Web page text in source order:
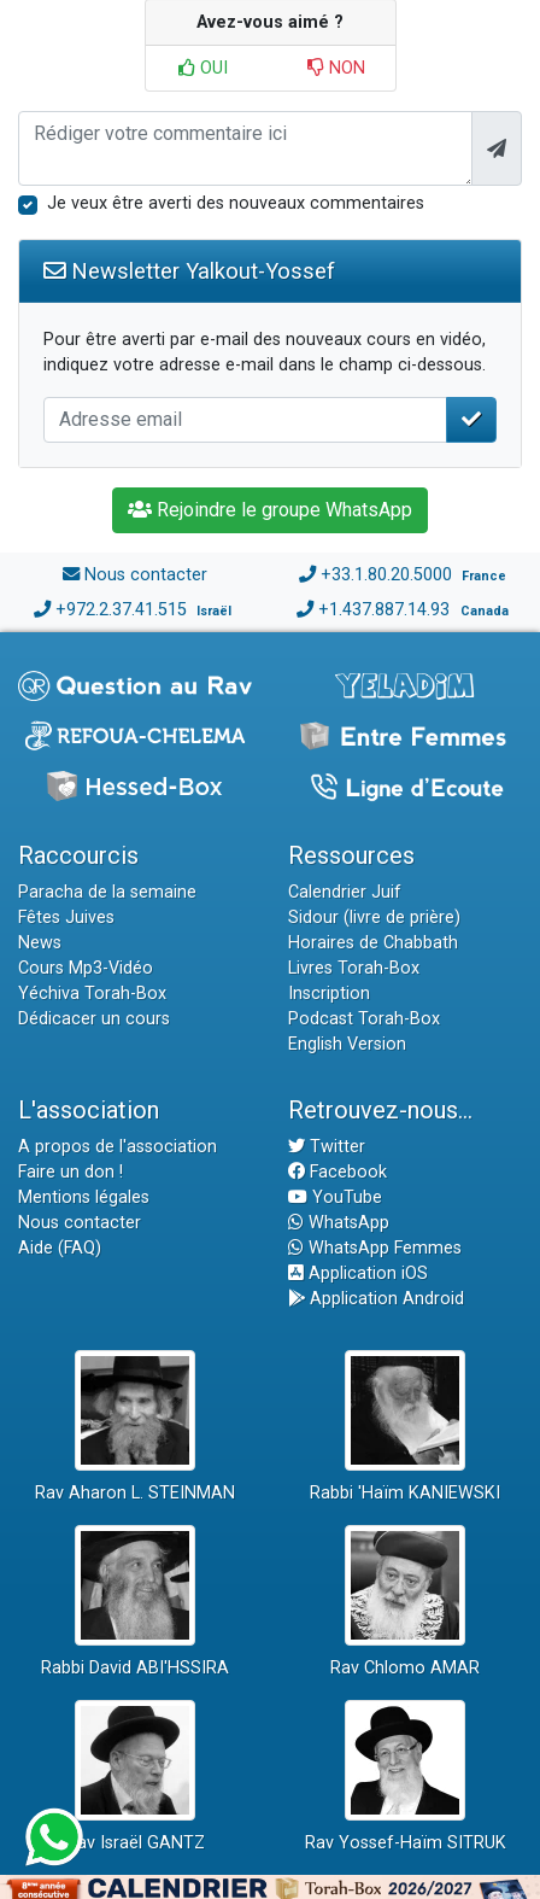
Avez-vous aimé ?
OUI NON
Je veux être averti des nouveaux commentaires
Newsletter Yalkout-Yossef
Pour être averti par e-mail des nouveaux cours en vidéo,
indiquez votre adresse e-mail dans le champ ci-dessous.
Rejoindre le groupe WhatsApp
Nous contacter +33.1.80.20.5000 France
+972.2.37.41.515 Israël +1.437.887.14.93 Canada
Raccourcis
Paracha de la semaine
Fêtes Juives
News
Cours Mp3-Vidéo
Yéchiva Torah-Box
Dédicacer un cours
Ressources
Calendrier Juif
Sidour (livre de prière)
Horaires de Chabbath
Livres Torah-Box
Inscription
Podcast Torah-Box
English Version
L'association
A propos de l'association
Faire un don !
Mentions légales
Nous contacter
Aide (FAQ)
Retrouvez-nous...
Twitter
Facebook
YouTube
WhatsApp
WhatsApp Femmes
Application iOS
Application Android
Rav Aharon L. STEINMAN Rabbi 'Haïm KANIEWSKI
Rabbi David ABI'HSSIRA Rav Chlomo AMAR
Rav Israël GANTZ Rav Yossef-Haïm SITRUK